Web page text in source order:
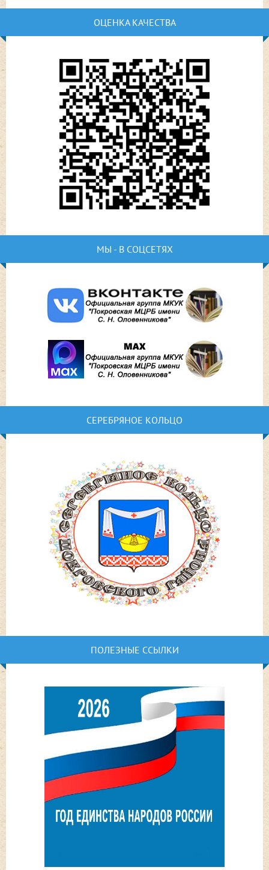
ОЦЕНКА КАЧЕСТВА
МЫ - В СОЦСЕТЯХ
СЕРЕБРЯНОЕ КОЛЬЦО
ПОЛЕЗНЫЕ ССЫЛКИ